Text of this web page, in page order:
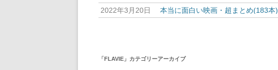
2022年3月20日
本当に面白い映画・超まとめ(183本)
「FLAVIE 」カテゴリーアーカイブ